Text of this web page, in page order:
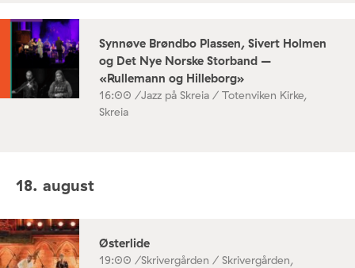
Synnøve Brøndbo Plassen, Sivert Holmen
og Det Nye Norske Storband –
«Rullemann og Hilleborg»
16:00 /Jazz på Skreia / Totenviken Kirke,
Skreia
18. august
Østerlide
19:00 /Skrivergården / Skrivergården,